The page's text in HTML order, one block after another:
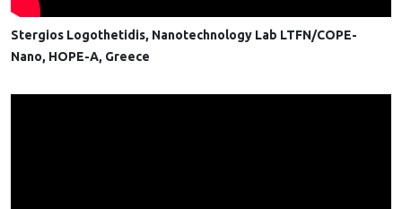
Stergios Logothetidis, Nanotechnology Lab LTFN/COPE-
Nano, HOPE-A, Greece